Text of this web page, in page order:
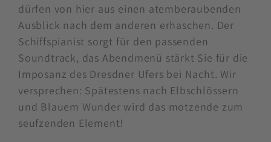
dürfen von hier aus einen atemberaubenden
Ausblick nach dem anderen erhaschen. Der
Schiffspianist sorgt für den passenden
Soundtrack, das Abendmenü stärkt Sie für die
Imposanz des Dresdner Ufers bei Nacht. Wir
versprechen: Spätestens nach Elbschlössern
und Blauem Wunder wird das motzende zum
seufzenden Element!